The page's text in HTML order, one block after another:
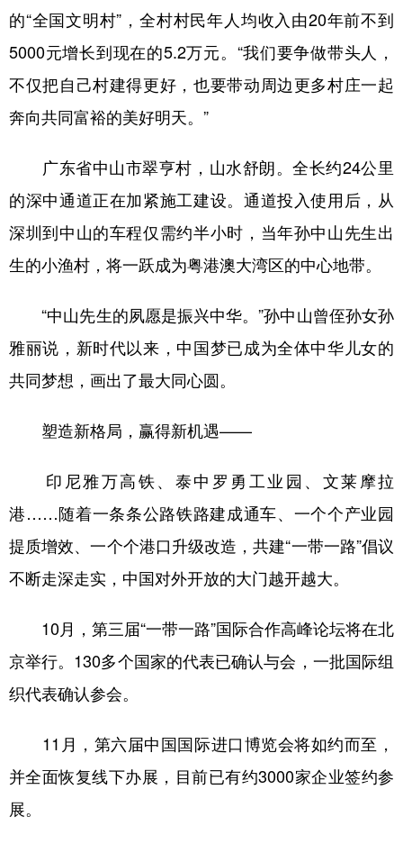
的“全国文明村”，全村村民年人均收入由20年前不到
5000元增长到现在的5.2万元。“我们要争做带头人，
不仅把自己村建得更好，也要带动周边更多村庄一起
奔向共同富裕的美好明天。”
广东省中山市翠亨村，山水舒朗。全长约24公里
的深中通道正在加紧施工建设。通道投入使用后，从
深圳到中山的车程仅需约半小时，当年孙中山先生出
生的小渔村，将一跃成为粤港澳大湾区的中心地带。
“中山先生的夙愿是振兴中华。”孙中山曾侄孙女孙
雅丽说，新时代以来，中国梦已成为全体中华儿女的
共同梦想，画出了最大同心圆。
塑造新格局，赢得新机遇——
印尼雅万高铁、泰中罗勇工业园、文莱摩拉
港……随着一条条公路铁路建成通车、一个个产业园
提质增效、一个个港口升级改造，共建“一带一路”倡议
不断走深走实，中国对外开放的大门越开越大。
10月，第三届“一带一路”国际合作高峰论坛将在北
京举行。130多个国家的代表已确认与会，一批国际组
织代表确认参会。
11月，第六届中国国际进口博览会将如约而至，
并全面恢复线下办展，目前已有约3000家企业签约参
展。